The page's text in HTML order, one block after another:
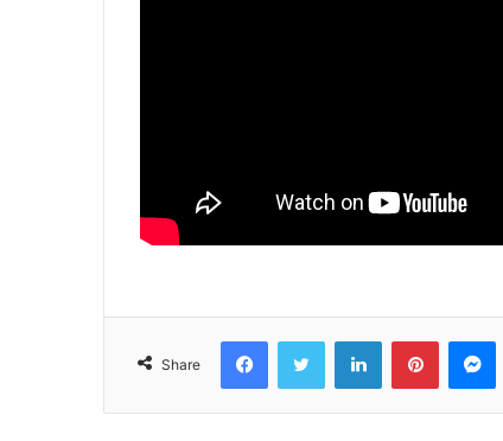
Share
FacebookTwitter LinkedInPinterest